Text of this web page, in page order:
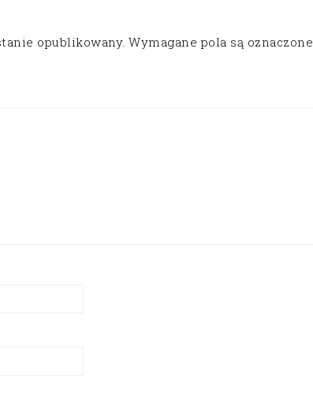
opublikowany. Wymagane pola są oznaczone